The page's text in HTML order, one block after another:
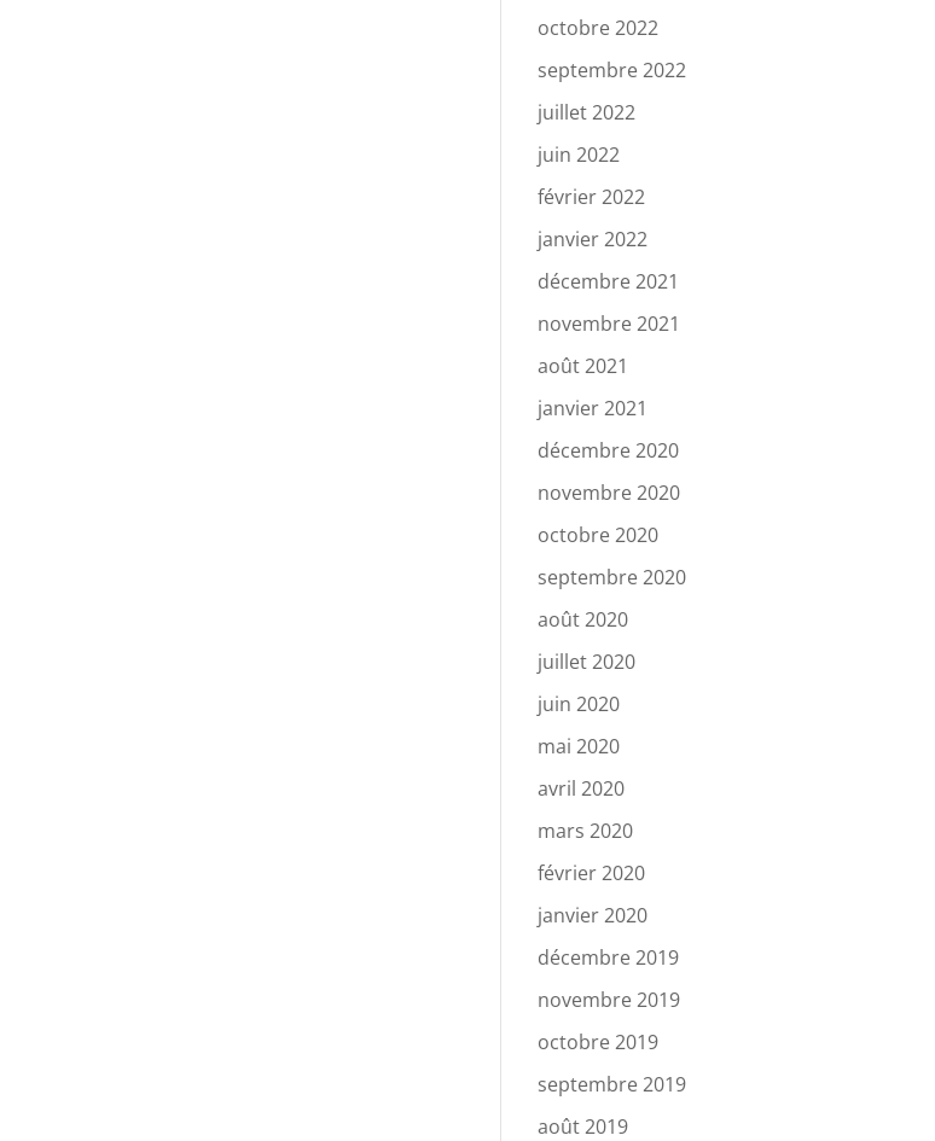
octobre 2022
septembre 2022
juillet 2022
juin 2022
février 2022
janvier 2022
décembre 2021
novembre 2021
août 2021
janvier 2021
décembre 2020
novembre 2020
octobre 2020
septembre 2020
août 2020
juillet 2020
juin 2020
mai 2020
avril 2020
mars 2020
février 2020
janvier 2020
décembre 2019
novembre 2019
octobre 2019
septembre 2019
août 2019